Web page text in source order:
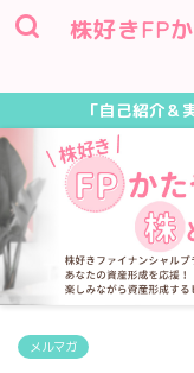
株好きFP
「自己紹介＆
メルマガ